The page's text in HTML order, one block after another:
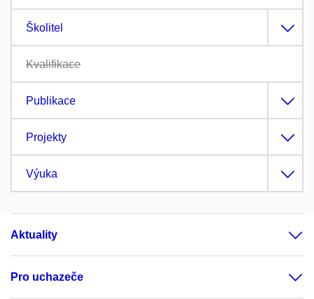
Školitel
Kvalifikace
Publikace
Projekty
Výuka
Aktuality
Pro uchazeče